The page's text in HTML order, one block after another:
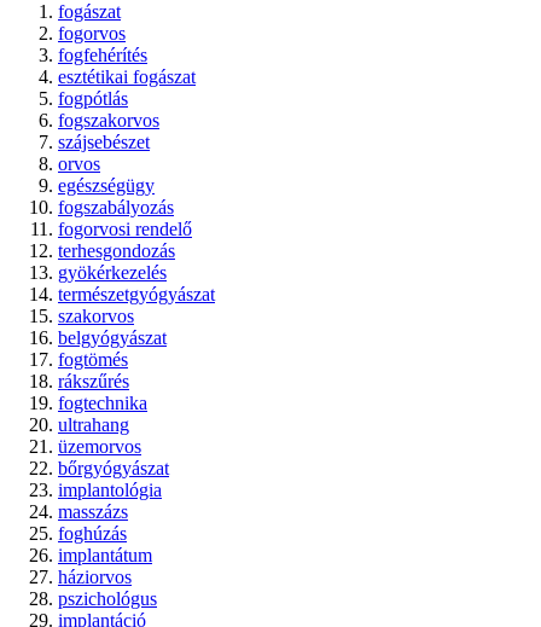
fogászat
fogorvos
fogfehérítés
esztétikai fogászat
fogpótlás
fogszakorvos
szájsebészet
orvos
egészségügy
fogszabályozás
fogorvosi rendelő
terhesgondozás
gyökérkezelés
természetgyógyászat
szakorvos
belgyógyászat
fogtömés
rákszűrés
fogtechnika
ultrahang
üzemorvos
bőrgyógyászat
implantológia
masszázs
foghúzás
implantátum
háziorvos
pszichológus
implantáció